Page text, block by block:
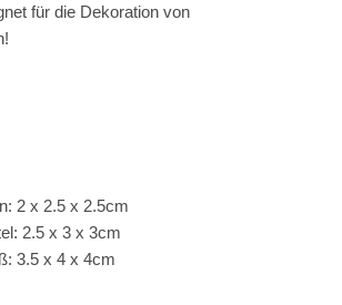
für die Dekoration von
2 x 2.5 x 2.5cm
2.5 x 3 x 3cm
3.5 x 4 x 4cm